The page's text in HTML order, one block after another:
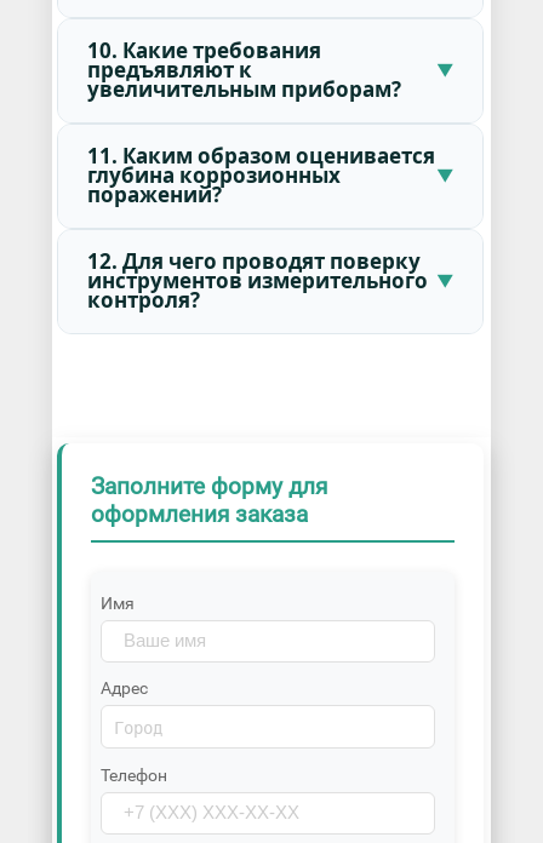
10. Какие требования
предъявляют к
увеличительным приборам?
11. Каким образом оценивается
глубина коррозионных
поражений?
12. Для чего проводят поверку
инструментов измерительного
контроля?
Заполните форму для
оформления заказа
Имя
Адрес
Телефон